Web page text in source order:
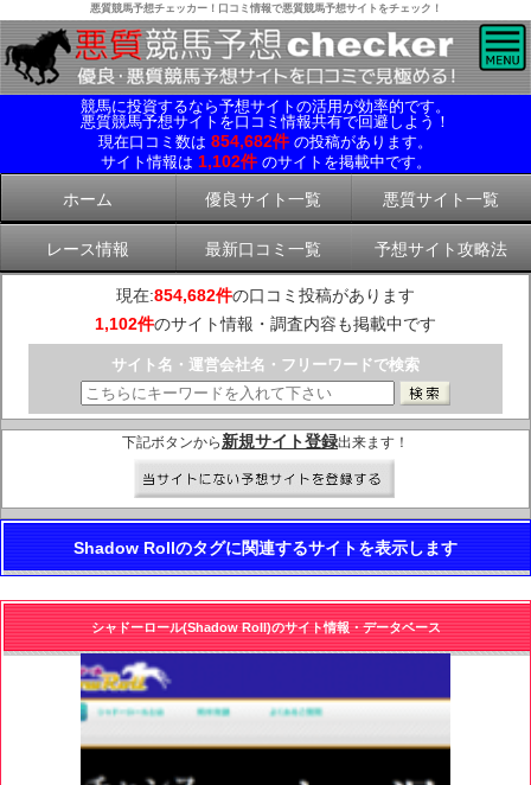
悪質競馬予想チェッカー！口コミ情報で悪質競馬予想サイトをチェック！
競馬に投資するなら予想サイトの活用が効率的です。
悪質競馬予想サイトを口コミ情報共有で回避しよう！
現在口コミ数は 854,682件 の投稿があります。
サイト情報は 1,102件 のサイトを掲載中です。
ホーム 優良サイト一覧 悪質サイト一覧
レース情報 最新口コミ一覧 予想サイト攻略法
現在:854,682件の口コミ投稿があります
1,102件のサイト情報・調査内容も掲載中です
サイト名・運営会社名・フリーワードで検索
下記ボタンから 新規サイト登録出来ます！
Shadow Rollのタグに関連するサイトを表示します
シャドーロール(Shadow Roll)のサイト情報・データベース